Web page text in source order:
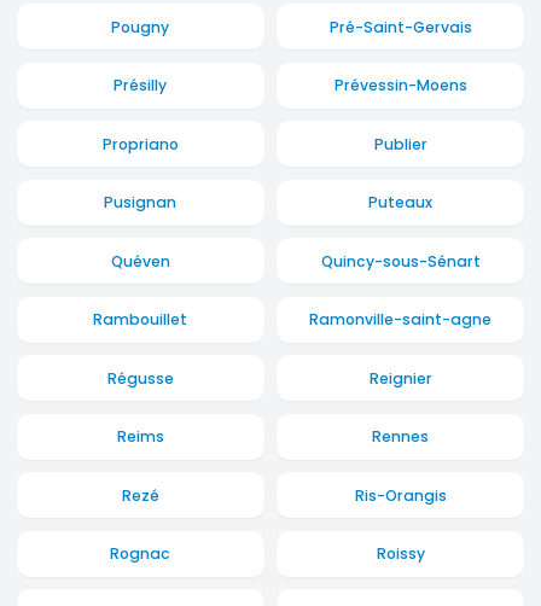
Pougny Pré-Saint-Gervais
Présilly Prévessin-Moens
Propriano Publier
Pusignan Puteaux
Quéven Quincy-sous-Sénart
Rambouillet Ramonville-saint-agne
Régusse Reignier
Reims Rennes
Rezé Ris-Orangis
Rognac Roissy